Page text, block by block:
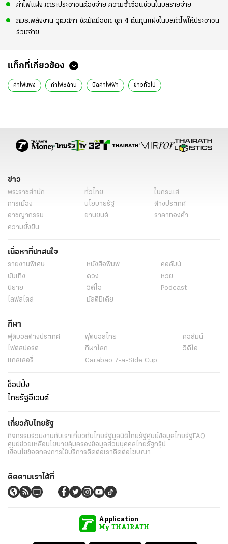
ค่าไฟแฝง ภาระประชาชนต้องจ่าย ความซ้ำซ้อนซ่อนในบิลรายจ่าย
กมธ.พลังงาน วุฒิสภา ซัดมัดมือชก ซุก 4 ต้นทุนแฝงในบิลค่าไฟให้ประชาชน
ร่วมจ่าย
แท็กที่เกี่ยวข้อง
ค่าไฟแพง ค่าไฟ8ล้าน บิลค่าไฟฟ้า ข่าวทั่วไป
ข่าว
พระราชสำนัก ทั่วไทย
ในกระแส
การเมือง
นโยบายรัฐ
ต่างประเทศ
อาชญากรรม
ยานยนต์
ราคาทองคำ
ความยั่งยืน
เนื้อหาที่น่าสนใจ
รายงานพิเศษ หนังสือพิมพ์
คอลัมน์
บันเทิง
ดวง
หวย
นิยาย
วิดีโอ
Podcast
ไลฟ์สไตล์
มัลติมีเดีย
กีฬา
ฟุตบอลต่่างประเทศ ฟุตบอลไทย
คอลัมน์
ไฟต์สปอร์ต
กีฬาโลก
วิดีโอ
แกลเลอรี่
Carabao 7-a-Side Cup
ช็อปปิ้ง
ไทยรัฐอีเวนต์
เกี่ยวกับไทยรัฐ
กิจกรรมร่วมงานกับเราเกี่ยวกับไทยรัฐมูลนิธิไทยรัฐศูนย์ข้อมูลไทยรัฐFAQ
ศูนย์ช่วยเหลือนโยบายคุ้มครองข้อมูลส่วนบุคคลไทยรัฐกรุ๊ป
เงื่อนไขข้อตกลงการใช้บริการติดต่อเราติดต่อโฆษณา
ติดตามเราได้ที่
Application
My THAIRATH